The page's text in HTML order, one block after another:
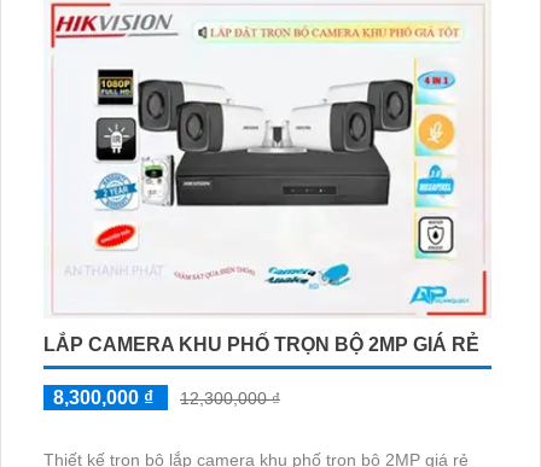
LẮP CAMERA KHU PHỐ TRỌN BỘ 2MP GIÁ RẺ
8,300,000 ₫ 12,300,000 ₫
Thiết kế trọn bộ lắp camera khu phố trọn bộ 2MP giá rẻ